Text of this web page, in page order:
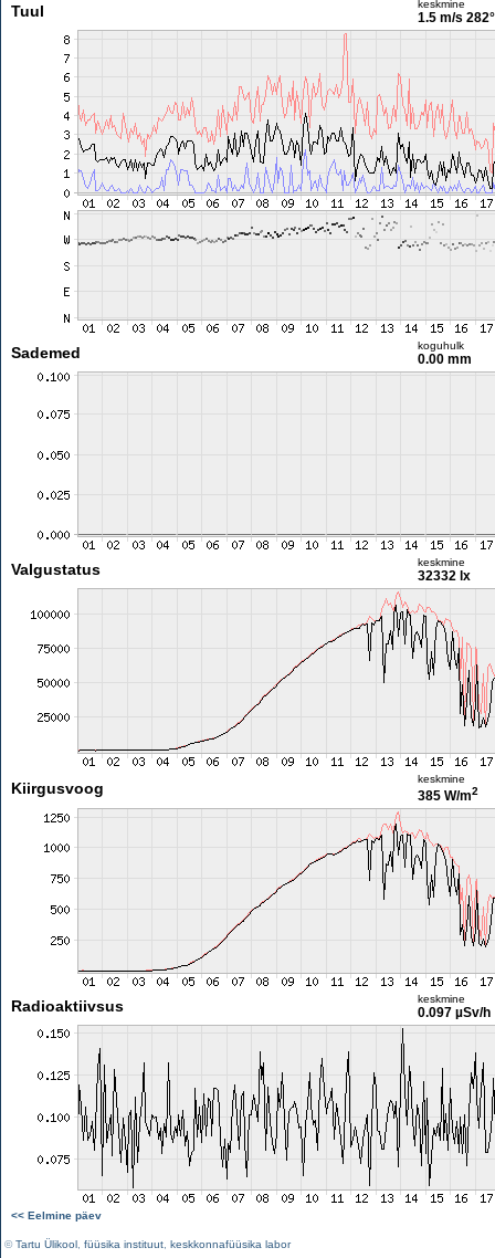
Tuul keskmine
1.5 m/s 282°
Sademed koguhulk
0.00 mm
Valgustatus keskmine
32332 lx
Kiirgusvoog
keskmine
385 W/m2
Radioaktiivsus keskmine
0.097 µSv/h
<< Eelmine päev
©Tartu Ülikool füüsika instituut keskkonnafüüsika labor